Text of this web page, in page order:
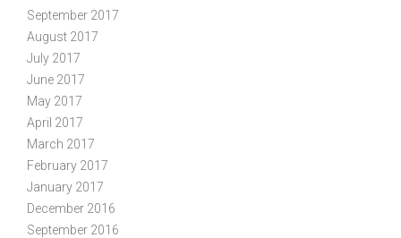
September 2017
August 2017
July 2017
June 2017
May 2017
April 2017
March 2017
February 2017
January 2017
December 2016
September 2016